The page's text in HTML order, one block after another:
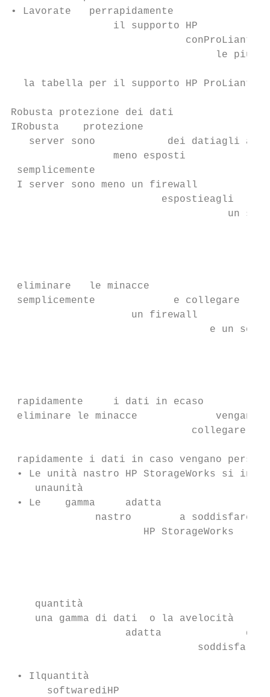
• Lavorate   perrapidamente
                 il supporto HP
conProLiant
le più
la tabella per il supporto HP ProLiant
Robusta protezione dei dati
IRobusta    protezione
server sono            dei datiagli
                 meno esposti
semplicemente
I server sono meno un firewall
                         espostieagli
un
eliminare   le minacce
semplicemente             e collegare
un firewall
e un
rapidamente     i dati in ecaso
eliminare le minacce             vengano
collegare
rapidamente i dati in caso vengano persi
• Le unità nastro HP StorageWorks si
    unaunità
• Le    gamma     adatta
              nastro        a soddisfare le
HP StorageWorks
    quantità
    una gamma di dati  o la avelocità
adatta              di
soddisfare
• Ilquantità
      softwarediHP